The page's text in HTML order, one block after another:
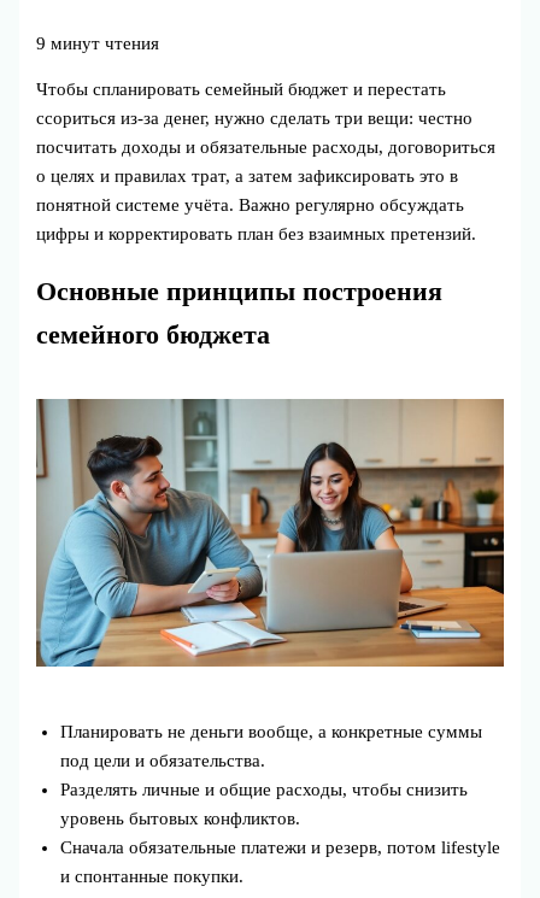
9 минут чтения
Чтобы спланировать семейный бюджет и перестать
ссориться из‑за денег, нужно сделать три вещи: честно
посчитать доходы и обязательные расходы, договориться
о целях и правилах трат, а затем зафиксировать это в
понятной системе учёта. Важно регулярно обсуждать
цифры и корректировать план без взаимных претензий.
Основные принципы построения
семейного бюджета
Планировать не деньги вообще, а конкретные суммы
под цели и обязательства.
Разделять личные и общие расходы, чтобы снизить
уровень бытовых конфликтов.
Сначала обязательные платежи и резерв, потом lifestyle
и спонтанные покупки.